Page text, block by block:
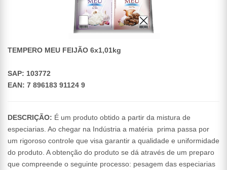
TEMPERO MEU FEIJÃO 6x1,01kg
SAP: 103772
EAN: 7 896183 91124 9
DESCRIÇÃO: É um produto obtido a partir da mistura de
especiarias. Ao chegar na Indústria a matéria prima passa por
um rigoroso controle que visa garantir a qualidade e uniformidade
do produto. A obtenção do produto se dá através de um preparo
que compreende o seguinte processo: pesagem das especiarias